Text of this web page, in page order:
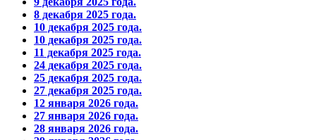
8 декабря 2025 года.
10 декабря 2025 года.
10 декабря 2025 года.
11 декабря 2025 года.
24 декабря 2025 года.
25 декабря 2025 года.
27 декабря 2025 года.
12 января 2026 года.
27 января 2026 года.
28 января 2026 года.